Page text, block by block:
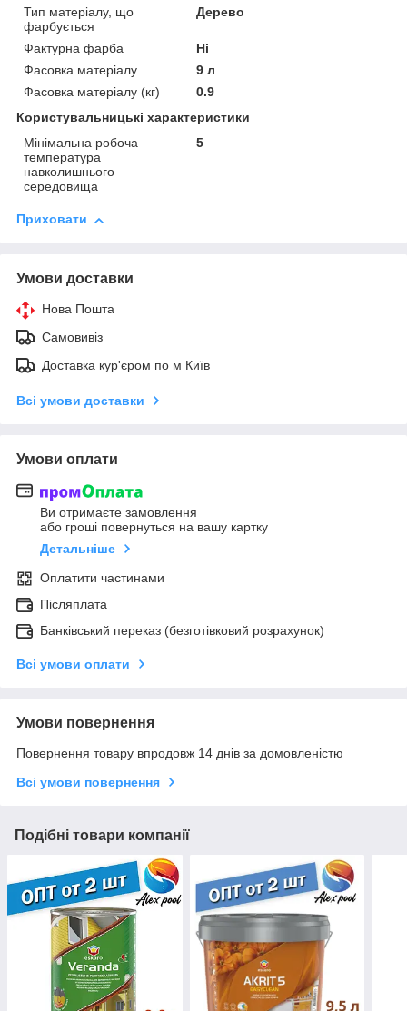
Тип матеріалу, що
фарбується
Дерево
Фактурна фарба
Ні
Фасовка матеріалу
9 л
Фасовка матеріалу (кг)
0.9
Користувальницькі характеристики
Мінімальна робоча
температура
навколишнього
середовища
5
Приховати
Умови доставки
Нова Пошта
Самовивіз
Доставка кур'єром по м Київ
Всі умови доставки
Умови оплати
Ви отримаєте замовлення
або гроші повернуться на вашу картку
Детальніше
Оплатити частинами
Післяплата
Банківський переказ (безготівковий розрахунок)
Всі умови оплати
Умови повернення
Повернення товару впродовж 14 днів за домовленістю
Всі умови повернення
Подібні товари компанії